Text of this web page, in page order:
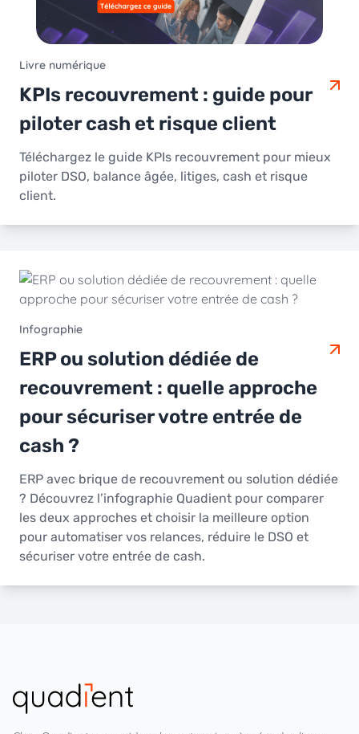
Livre numérique
KPIs recouvrement : guide pour
piloter cash et risque client
Téléchargez le guide KPIs recouvrement pour mieux
piloter DSO, balance âgée, litiges, cash et risque
client.
Infographie
ERP ou solution dédiée de
recouvrement : quelle approche
pour sécuriser votre entrée de
cash ?
ERP avec brique de recouvrement ou solution dédiée
? Découvrez l’infographie Quadient pour comparer
les deux approches et choisir la meilleure option
pour automatiser vos relances, réduire le DSO et
sécuriser votre entrée de cash.